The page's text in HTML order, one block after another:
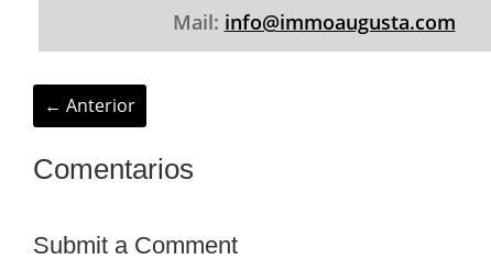
Mail: info@immoaugusta.com
← Anterior
Comentarios
Submit a Comment